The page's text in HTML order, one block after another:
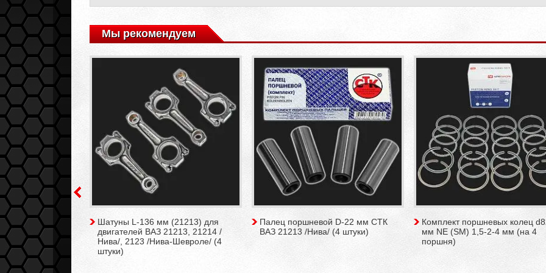
Мы рекомендуем
колец d82,8
4 мм (на 4
Шатуны L-136 мм (21213) для
двигателей ВАЗ 21213, 21214 /
Нива/, 2123 /Нива-Шевроле/ (4
штуки)
Палец поршневой D-22 мм СТК
ВАЗ 21213 /Нива/ (4 штуки)
Комплект поршневых колец
мм NE (SM) 1,5-2-4 мм (на 4
поршня)